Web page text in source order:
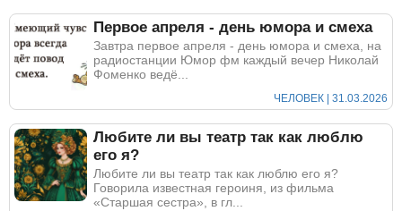
Первое апреля - день юмора и смеха
Завтра первое апреля - день юмора и смеха, на
радиостанции Юмор фм каждый вечер Николай
Фоменко ведё...
ЧЕЛОВЕК | 31.03.2026
Любите ли вы театр так как люблю
его я?
Любите ли вы театр так как люблю его я?
Говорила известная героиня, из фильма
«Старшая сестра», в гл...